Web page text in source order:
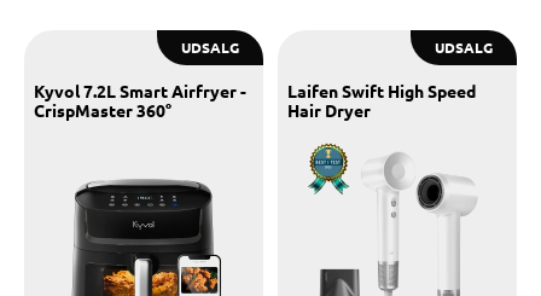
UDSALG
Kyvol 7.2L Smart Airfryer -
CrispMaster 360°
UDSALG
Laifen Swift High Speed
Hair Dryer